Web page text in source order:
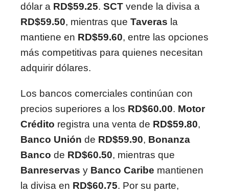
dólar a RD$59.25. SCT vende la divisa a
RD$59.50, mientras que Taveras la
mantiene en RD$59.60, entre las opciones
más competitivas para quienes necesitan
adquirir dólares.
Los bancos comerciales continúan con
precios superiores a los RD$60.00. Motor
Crédito registra una venta de RD$59.80,
Banco Unión de RD$59.90, Bonanza
Banco de RD$60.50, mientras que
Banreservas y Banco Caribe mantienen
la divisa en RD$60.75. Por su parte,